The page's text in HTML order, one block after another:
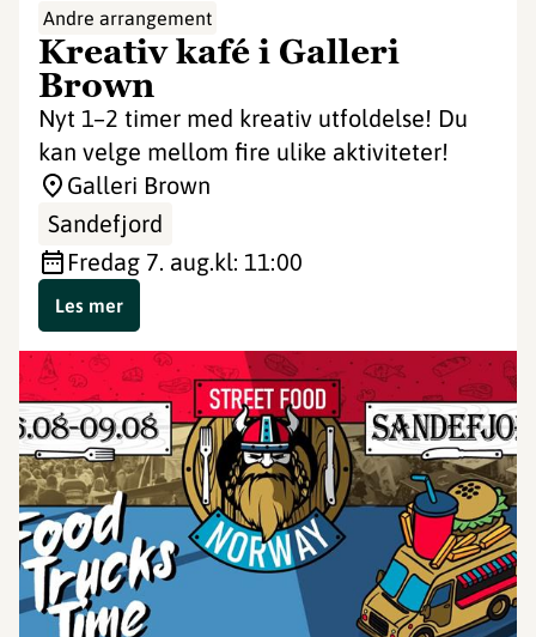
Andre arrangement
Kreativ kafé i Galleri
Brown
Nyt 1–2 timer med kreativ utfoldelse! Du
kan velge mellom fire ulike aktiviteter!
Galleri Brown
Sandefjord
fredag 7. aug.kl: 11:00
Les mer